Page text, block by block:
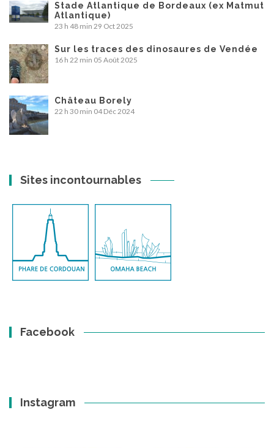
Stade Atlantique de Bordeaux (ex Matmut
Atlantique)
23 h 48 min 29 Oct 2025
Sur les traces des dinosaures de Vendée
16 h 22 min 05 Août 2025
Château Borely
22 h 30 min 04 Déc 2024
Sites incontournables
Facebook
Instagram